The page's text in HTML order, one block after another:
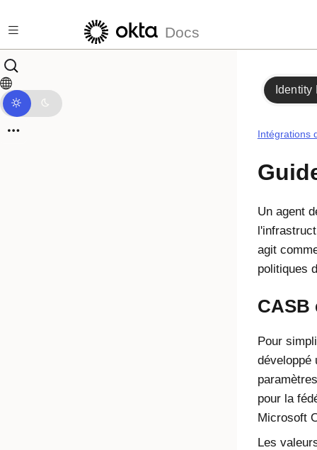
Docs
Identity
Intégrations
Un agent
agit
politiques
CASB
Pour
développé
pour la
Microsoft
Les